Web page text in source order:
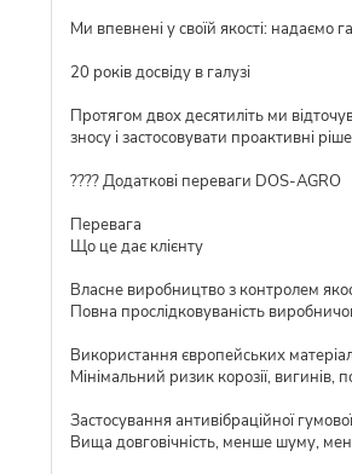
Ми впевнені у своїй якості: надаємо
20 років досвіду в галузі
Протягом двох десятиліть ми
зносу і застосовувати проактивні
???? Додаткові переваги DOS-AGRO
Перевага
Що це дає клієнту
Власне виробництво з контролем
Повна прослідковуваність
Використання європейських
Мінімальний ризик корозії, вигинів,
Застосування антивібраційної
Вища довговічність, менше шуму,